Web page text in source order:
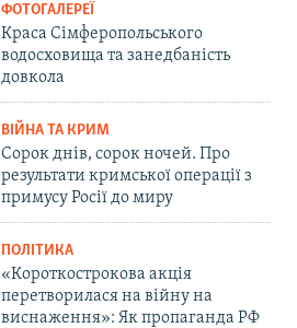
ФОТОГАЛЕРЕЇ
Краса Сімферопольського
водосховища та занедбаність
довкола
ВІЙНА ТА КРИМ
Сорок днів, сорок ночей. Про
результати кримської операції з
примусу Росії до миру
ПОЛІТИКА
«Короткострокова акція
перетворилася на війну на
виснаження»: Як пропаганда РФ